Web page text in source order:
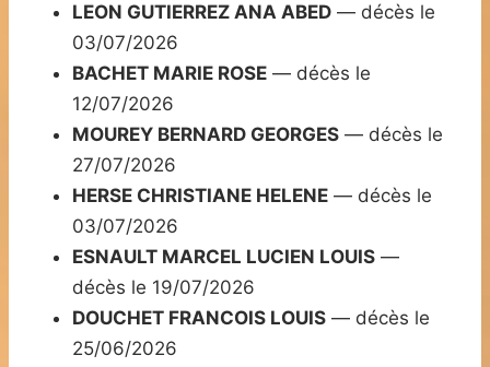
LEON GUTIERREZ ANA ABED — décès le
03/07/2026
BACHET MARIE ROSE — décès le
12/07/2026
MOUREY BERNARD GEORGES — décès le
27/07/2026
HERSE CHRISTIANE HELENE — décès le
03/07/2026
ESNAULT MARCEL LUCIEN LOUIS —
décès le 19/07/2026
DOUCHET FRANCOIS LOUIS — décès le
25/06/2026